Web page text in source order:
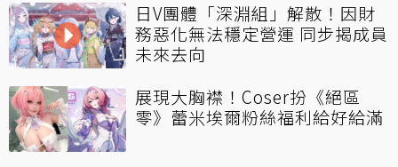
日V團體「深淵組」解散！因財
務惡化無法穩定營運 同步揭成員
未來去向
展現大胸襟！Coser扮《絕區
零》蕾米埃爾粉絲福利給好給滿